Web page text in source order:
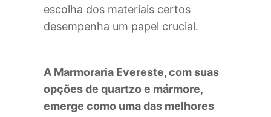
escolha dos materiais certos
desempenha um papel crucial.
A Marmoraria Evereste, com suas
opções de quartzo e mármore,
emerge como uma das melhores